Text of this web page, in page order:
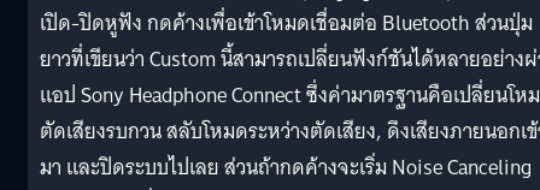
เปิด-ปิดหูฟัง กดค้างเพื่อเข้าโหมดเชื่อมต่อ Bluetooth ส่วนปุ่ม
ยาวที่เขียนว่า Custom นี้สามารถเปลี่ยนฟังก์ชันได้หลายอย่าง
แอป Sony Headphone Connect ซึ่งค่ามาตรฐานคือเปลี่ยนโห
ตัดเสียงรบกวน สลับโหมดระหว่างตัดเสียง, ดึงเสียงภายนอกเ
มา และปิดระบบไปเลย ส่วนถ้ากดค้างจะเริ่ม Noise Canceling